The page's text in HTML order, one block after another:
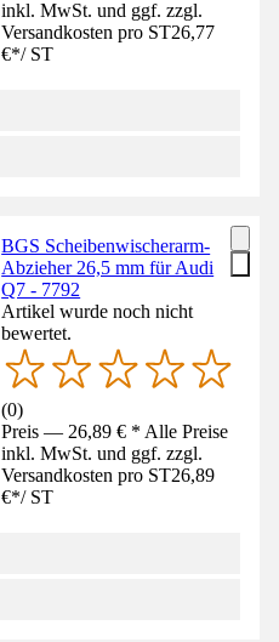
inkl. MwSt. und ggf. zzgl.
Versandkosten pro ST26,77
€*/ ST
BGS Scheibenwischerarm-
Abzieher 26,5 mm für Audi
Q7 - 7792
Artikel wurde noch nicht
bewertet.
(0)
Preis — 26,89 € * Alle Preise
inkl. MwSt. und ggf. zzgl.
Versandkosten pro ST26,89
€*/ ST